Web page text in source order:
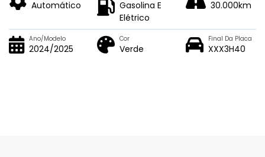
Automático
Gasolina E
Elétrico
30.000km
Ano/Modelo
2024/2025
Cor
Verde
Final Da Placa
XXX3H40